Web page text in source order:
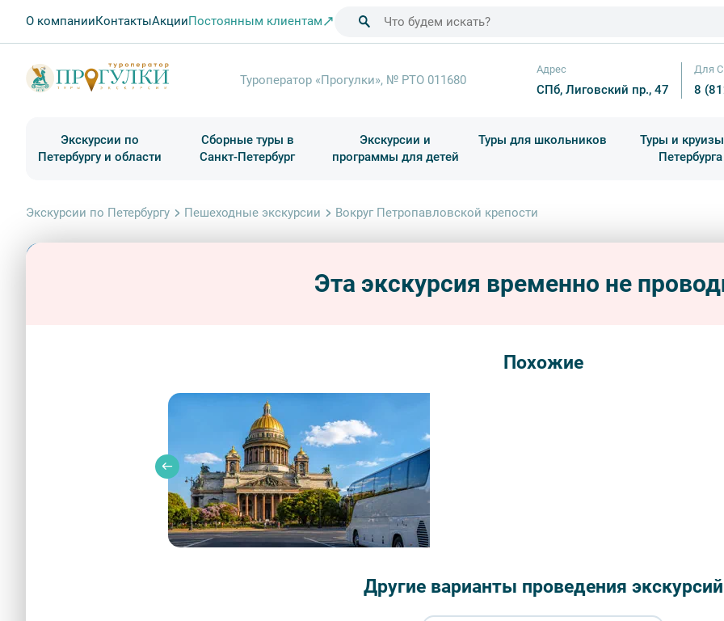
О компанииКонтактыАкцииПостоянным клиентам
Туроператор «Прогулки», № РТО 011680
Адрес
СПб, Лиговский пр., 47
Для
8
Экскурсии по
Петербургу и области
Сборные туры в
Санкт-Петербург
Экскурсии и
программы для детей
Туры для школьников
Туры и
Петербурга
Экскурсии по Петербургу Пешеходные экскурсии Вокруг Петропавловской крепости
Вокруг Петропавловской крепости – фото №1 – Фотобанк Лори/ Виктор Карасев
Эта экскурсия временно не
Похожие
Другие варианты проведения экскурсий